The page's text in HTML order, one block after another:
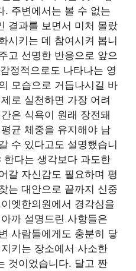
. 주변에서는 볼 수 없는
결과를 보면서 미처 몰랐
시키는 데 참여시켜 봅니
고 선명한 반응으로 앞으
정적으로도 나타나는 영
모습으로 거듭나시길 바
로 실천하면 가장 어려
은 식욕이 원래 장전돼
균 체중을 유지해야 남
수 있다고도 설명했습니
다는 생각보다 과도한
갈 자신감도 필요하며 평
는 대안으로 끝까지 신중
엣한의원에서 경각심을
까 설명드린 사항들은
사람들에게도 충분히 닿
키는 장소에서 사소한
것이었습니다. 달고 짠